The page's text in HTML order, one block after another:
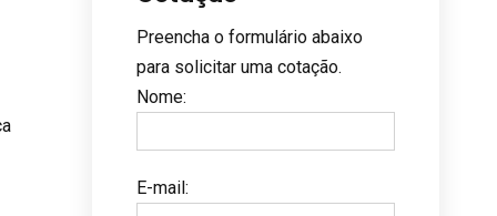
Preencha o formulário abaixo
para solicitar uma cotação.
Nome:
E-mail: